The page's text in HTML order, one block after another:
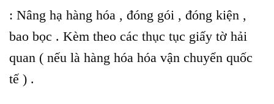
: Nâng hạ hàng hóa , đóng gói , đóng kiện ,
bao bọc . Kèm theo các thục tục giấy tờ hải
quan ( nếu là hàng hóa hóa vận chuyển quốc
tế ) .